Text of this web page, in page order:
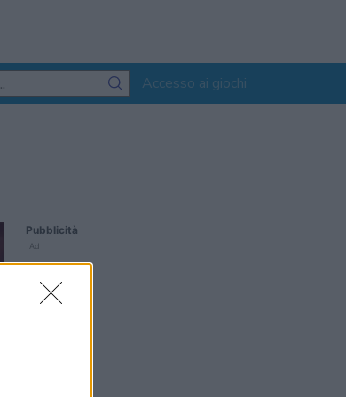
Accesso ai giochi
Pubblicità
Ad